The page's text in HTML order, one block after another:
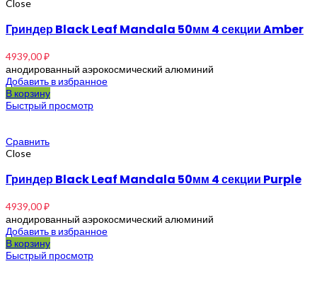
Close
Гриндер Black Leaf Mandala 50мм 4 секции Amber
4939,00₽
анодированный аэрокосмический алюминий
Добавить в избранное
В корзину
Быстрый просмотр
Сравнить
Close
Гриндер Black Leaf Mandala 50мм 4 секции Purple
4939,00₽
анодированный аэрокосмический алюминий
Добавить в избранное
В корзину
Быстрый просмотр